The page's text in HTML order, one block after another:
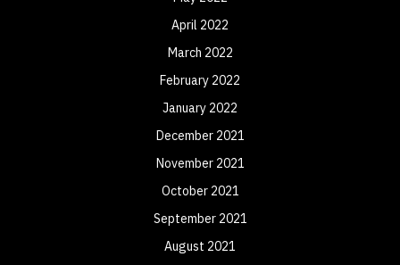
April 2022
March 2022
February 2022
January 2022
December 2021
November 2021
October 2021
September 2021
August 2021